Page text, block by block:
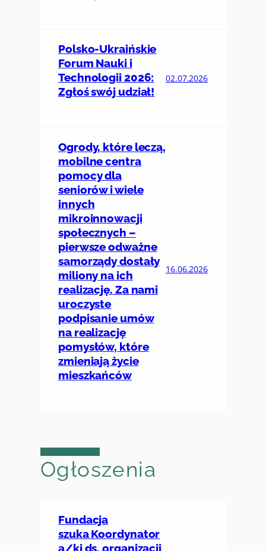
Polsko-Ukraińskie
Forum Nauki i
Technologii 2026:
Zgłoś swój udział!
02.07.2026
Ogrody, które leczą,
mobilne centra
pomocy dla
seniorów i wiele
innych
mikroinnowacji
społecznych –
pierwsze odważne
samorządy dostały
miliony na ich
realizację. Za nami
uroczyste
podpisanie umów
na realizację
pomysłów, które
zmieniają życie
mieszkańców
16.06.2026
Ogłoszenia
Fundacja
szuka Koordynator
a/ki ds. organizacji